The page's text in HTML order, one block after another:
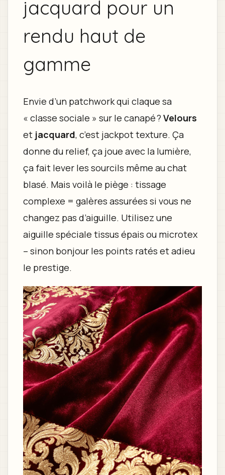
jacquard pour un
rendu haut de
gamme
Envie d’un patchwork qui claque sa
« classe sociale » sur le canapé ? Velours
et jacquard, c’est jackpot texture. Ça
donne du relief, ça joue avec la lumière,
ça fait lever les sourcils même au chat
blasé. Mais voilà le piège : tissage
complexe = galères assurées si vous ne
changez pas d’aiguille. Utilisez une
aiguille spéciale tissus épais ou microtex
– sinon bonjour les points ratés et adieu
le prestige.